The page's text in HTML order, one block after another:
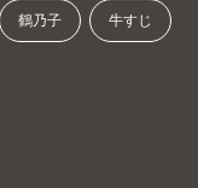
鶴乃子 牛すじ